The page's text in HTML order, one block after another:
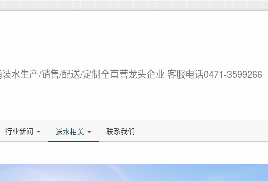
水生产/销售/配送/定制全直营龙头企业 客服电话0471-3599266
行业新闻 送水相关 联系我们